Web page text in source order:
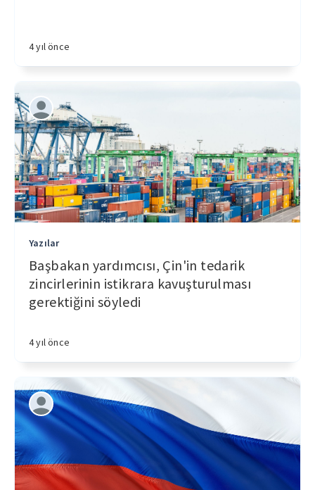
4 yıl önce
Yazılar
Başbakan yardımcısı, Çin'in tedarik
zincirlerinin istikrara kavuşturulması
gerektiğini söyledi
4 yıl önce